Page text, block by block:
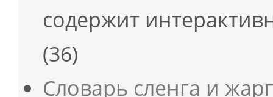
содержит
(36)
Словарь сленга и